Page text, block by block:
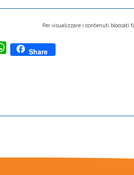
Per visualizzare i contenuti bloccati
WhatsApp
Share